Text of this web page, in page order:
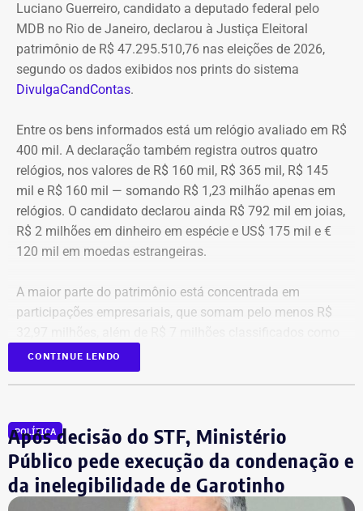
Luciano Guerreiro, candidato a deputado federal pelo
MDB no Rio de Janeiro, declarou à Justiça Eleitoral
patrimônio de R$ 47.295.510,76 nas eleições de 2026,
segundo os dados exibidos nos prints do sistema
DivulgaCandContas.
Entre os bens informados está um relógio avaliado em R$
400 mil. A declaração também registra outros quatro
relógios, nos valores de R$ 160 mil, R$ 365 mil, R$ 145
mil e R$ 160 mil — somando R$ 1,23 milhão apenas em
relógios. O candidato declarou ainda R$ 792 mil em joias,
R$ 2 milhões em dinheiro em espécie e US$ 175 mil e €
120 mil em moedas estrangeiras.
A maior parte do patrimônio está concentrada em
participações empresariais, que somam pelo menos R$
“valores de diversos créditos”. Também aparecem na
relação imóveis, incluindo uma cobertura declarada por
sobre marca, modelo ou valor de mercado dos relógios.
CONTINUE LENDO
POLÍTICA
Após decisão do STF, Ministério
Público pede execução da condenação e
da inelegibilidade de Garotinho